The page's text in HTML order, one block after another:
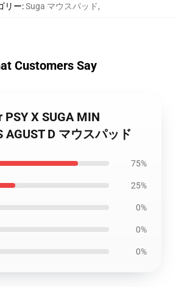
リー:Suga マウスパッド,
Customers Say
X SUGA MIN
AGUST D マウスパッド
75%
25%
0%
0%
0%